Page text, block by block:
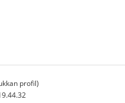
profil)